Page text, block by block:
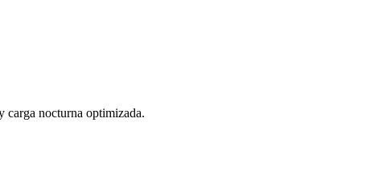
carga nocturna optimizada.